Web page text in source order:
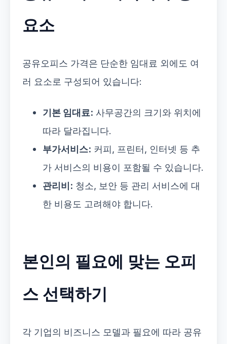
요소
공유오피스 가격은 단순한 임대료 외에도 여
러 요소로 구성되어 있습니다:
기본 임대료: 사무공간의 크기와 위치에
따라 달라집니다.
부가서비스: 커피, 프린터, 인터넷 등 추
가 서비스의 비용이 포함될 수 있습니다.
관리비: 청소, 보안 등 관리 서비스에 대
한 비용도 고려해야 합니다.
본인의 필요에 맞는 오피
스 선택하기
각 기업의 비즈니스 모델과 필요에 따라 공유